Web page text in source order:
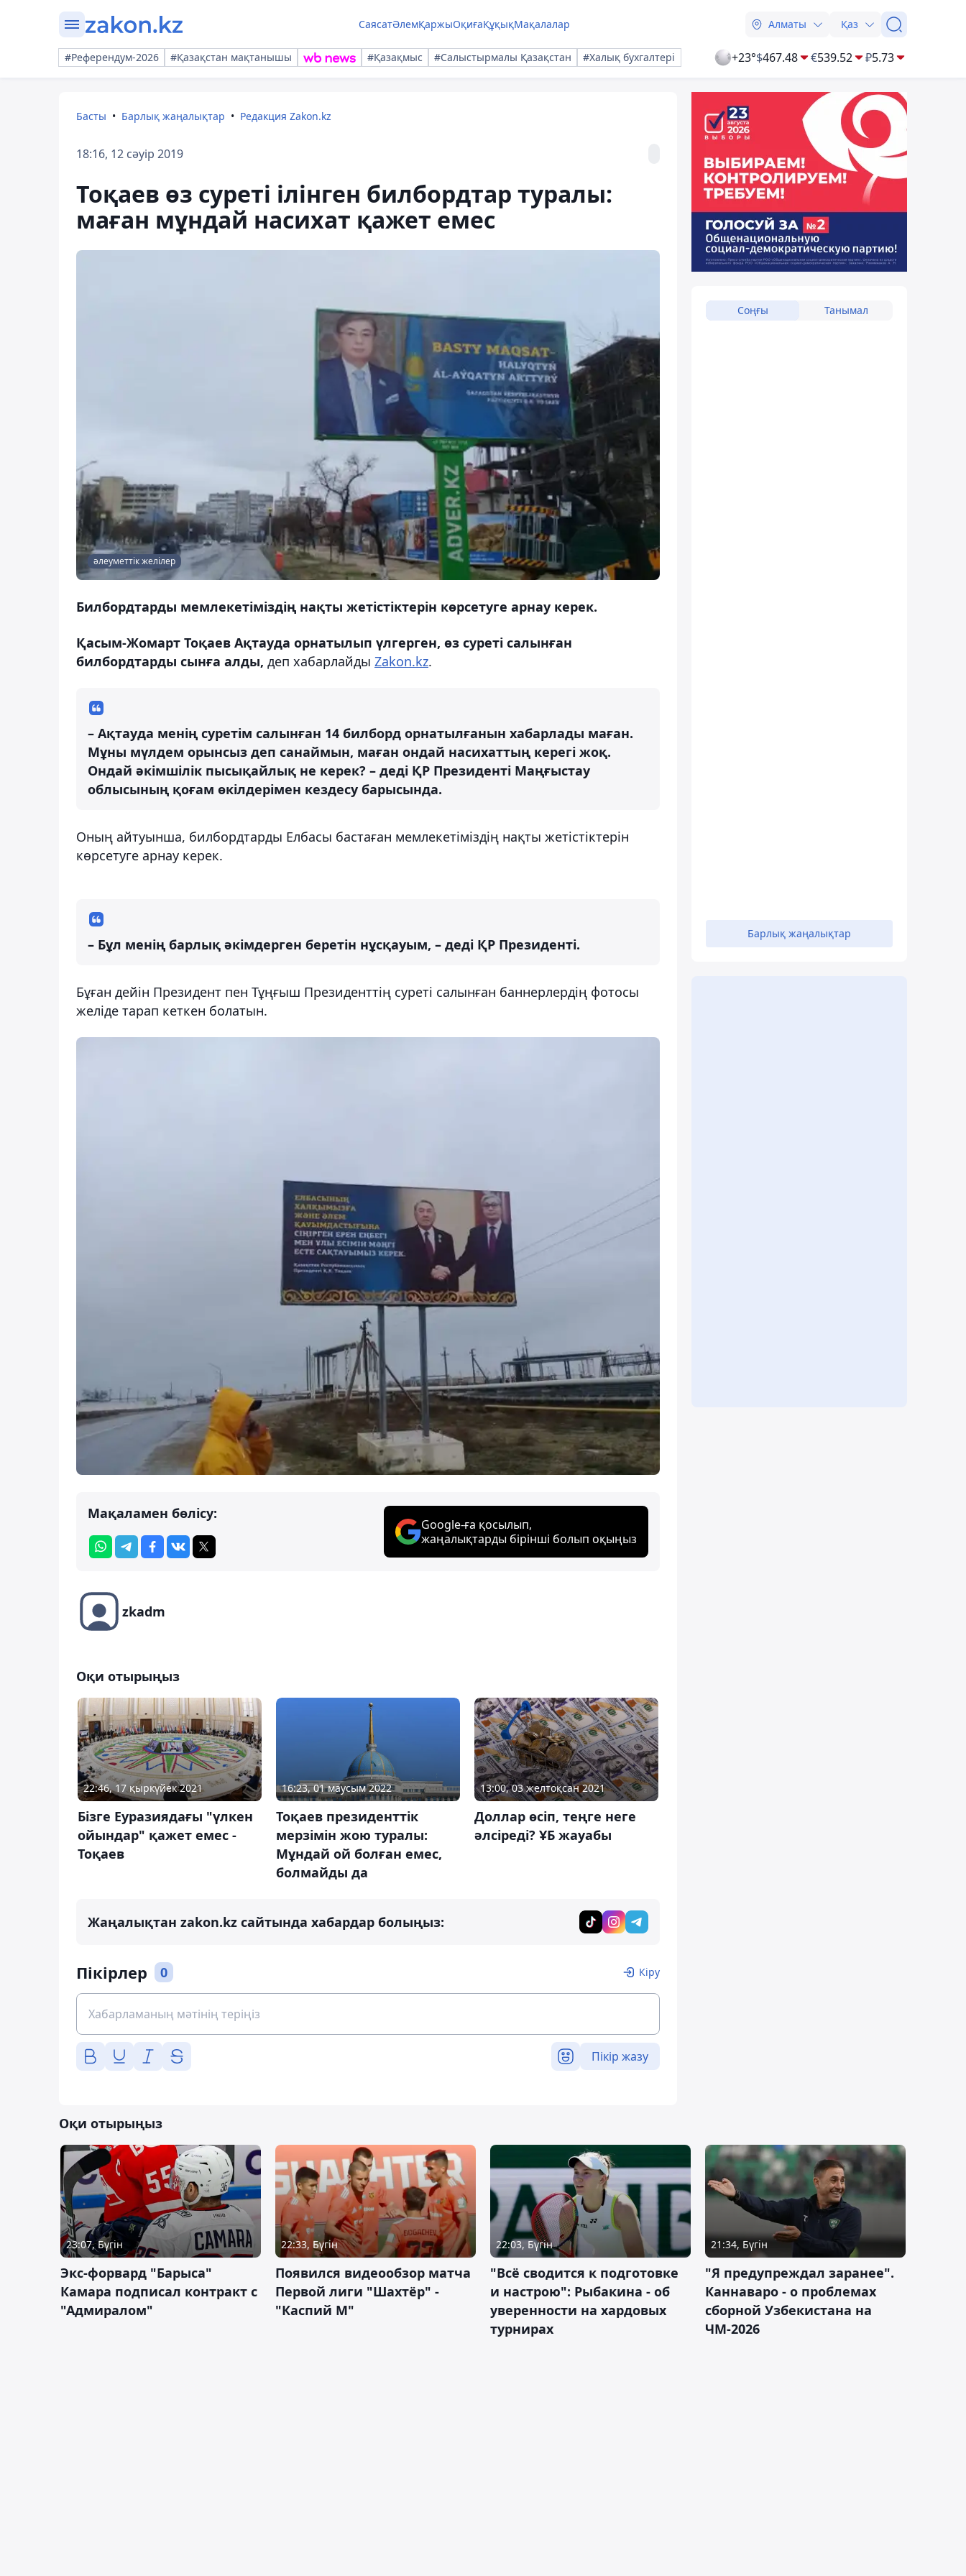
СаясатӘлемҚаржыОқиғаҚұқықМақалалар Алматы Қаз
#Референдум-2026 #Қазақстан мақтанышы #Қазақмыс #Салыстырмалы Қазақстан #Халық бухгалтері +23°$467.48 €539.52 ₽5.73
Басты Барлық жаңалықтар Редакция Zakon.kz
18:16, 12 сәуір 2019
Тоқаев өз суреті ілінген билбордтар туралы:
маған мұндай насихат қажет емес
әлеуметтік желілер
Билбордтарды мемлекетіміздің нақты жетістіктерін көрсетуге арнау керек.
Қасым-Жомарт Тоқаев Ақтауда орнатылып үлгерген, өз суреті салынған
билбордтарды сынға алды, деп хабарлайды Zakon.kz.
– Ақтауда менің суретім салынған 14 билборд орнатылғанын хабарлады маған.
Мұны мүлдем орынсыз деп санаймын, маған ондай насихаттың керегі жоқ.
Ондай әкімшілік пысықайлық не керек? – деді ҚР Президенті Маңғыстау
облысының қоғам өкілдерімен кездесу барысында.
Оның айтуынша, билбордтарды Елбасы бастаған мемлекетіміздің нақты жетістіктерін
көрсетуге арнау керек.
– Бұл менің барлық әкімдерген беретін нұсқауым, – деді ҚР Президенті.
Бұған дейін Президент пен Тұңғыш Президенттің суреті салынған баннерлердің фотосы
желіде тарап кеткен болатын.
Мақаламен бөлісу:
Google-ға қосылып,
жаңалықтарды бірінші болып оқыңыз
zkadm
Оқи отырыңыз
22:46, 17 қыркүйек 2021
Бізге Еуразиядағы "үлкен
ойындар" қажет емес -
Тоқаев
16:23, 01 маусым 2022
Тоқаев президенттік
мерзімін жою туралы:
Мұндай ой болған емес,
болмайды да
13:00, 03 желтоқсан 2021
Доллар өсіп, теңге неге
әлсіреді? ҰБ жауабы
Жаңалықтан zakon.kz сайтында хабардар болыңыз:
Пікірлер 0 Кіру
Пікір жазу
Соңғы Танымал
Барлық жаңалықтар
Оқи отырыңыз
23:07, Бүгін
Экс-форвард "Барыса"
Камара подписал контракт с
"Адмиралом"
22:33, Бүгін
Появился видеообзор матча
Первой лиги "Шахтёр" -
"Каспий М"
22:03, Бүгін
"Всё сводится к подготовке
и настрою": Рыбакина - об
уверенности на хардовых
турнирах
21:34, Бүгін
"Я предупреждал заранее".
Каннаваро - о проблемах
сборной Узбекистана на
ЧМ-2026